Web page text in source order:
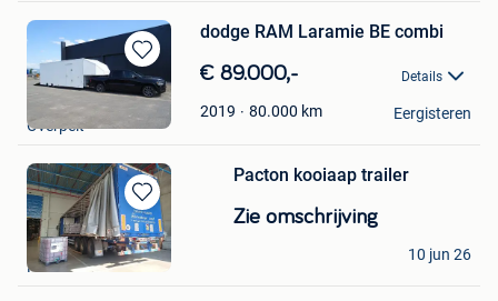
Bewaren
in
Favorieten
dodge RAM Laramie BE combi
€ 89.000,- Details
2019 80.000 km
Overpelt
Eergisteren
Bewaren
in
Mijn
Favorieten
Pacton kooiaap trailer
Zie omschrijving
Theo
Hasselt
10 jun 26